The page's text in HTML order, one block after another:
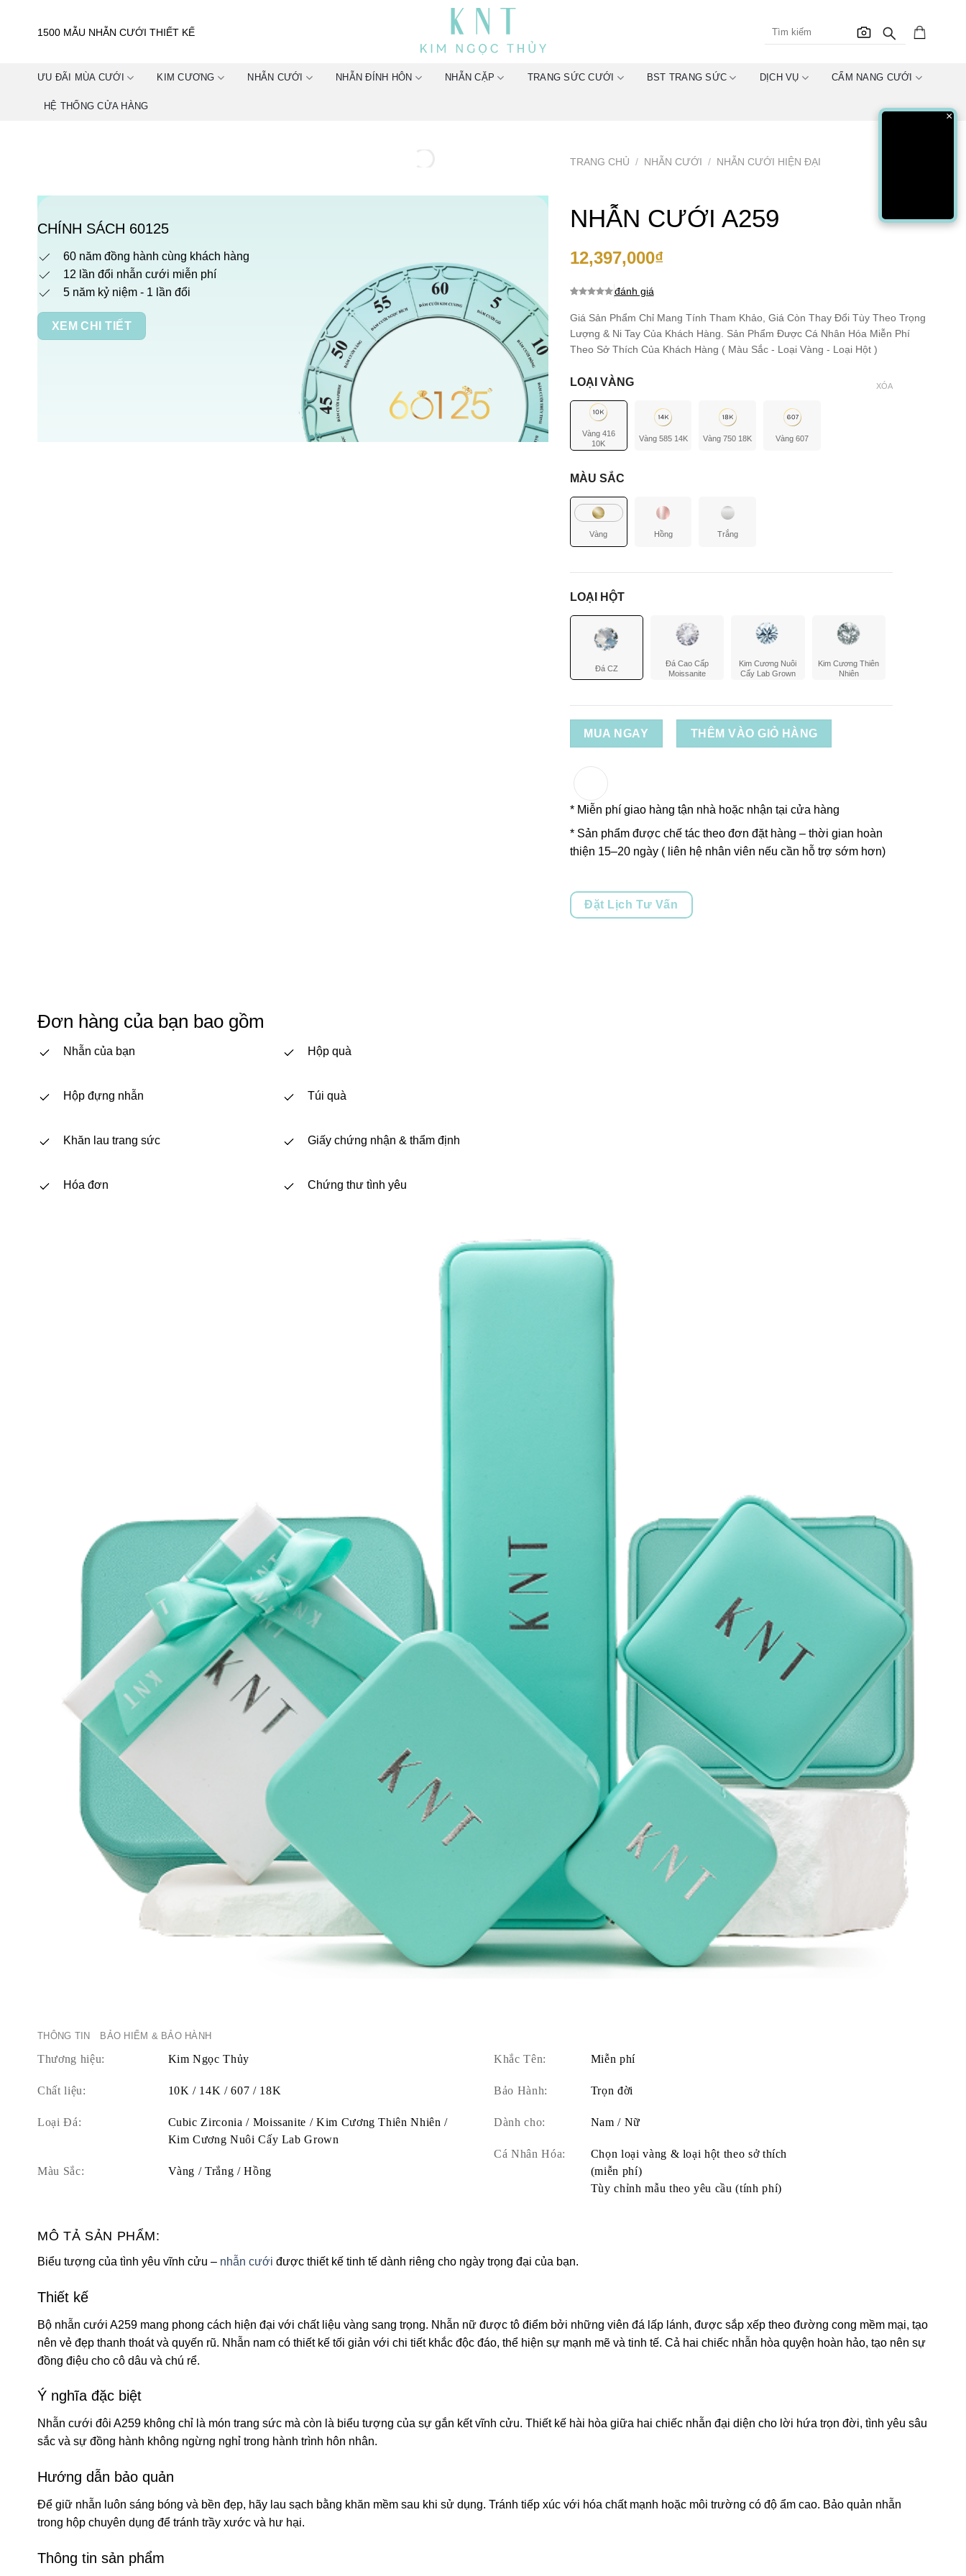
1500 MẪU NHẪN CƯỚI THIẾT KẾ
ƯU ĐÃI MÙA CƯỚI KIM CƯƠNG NHẪN CƯỚI NHẪN ĐÍNH HÔN NHẪN CẶP TRANG SỨC CƯỚI BST TRANG SỨC DỊCH VỤ CẨM NANG CƯỚI
HỆ THỐNG CỬA HÀNG
CHÍNH SÁCH 60125
60 năm đồng hành cùng khách hàng
12 lần đổi nhẫn cưới miễn phí
5 năm kỷ niệm - 1 lần đổi
XEM CHI TIẾT
TRANG CHỦ / NHẪN CƯỚI / NHẪN CƯỚI HIỆN ĐẠI
NHẪN CƯỚI A259
12,397,000₫
dựa trên
đánh giá
đánh giá
Giá Sản Phẩm Chỉ Mang Tính Tham Khảo, Giá Còn Thay Đổi Tùy Theo Trọng
Lượng & Ni Tay Của Khách Hàng. Sản Phẩm Được Cá Nhân Hóa Miễn Phí
Theo Sở Thích Của Khách Hàng ( Màu Sắc - Loại Vàng - Loại Hột )
LOẠI VÀNG
Vàng 416
10K
Vàng 585 14K Vàng 750 18K Vàng 607
MÀU SẮC
Vàng Hồng Trắng
LOẠI HỘT
Đá CZ
Đá Cao Cấp
Moissanite
Kim Cương Nuôi
Cấy Lab Grown
Kim Cương Thiên
Nhiên
XÓA
MUA NGAY THÊM VÀO GIỎ HÀNG
* Miễn phí giao hàng tận nhà hoặc nhận tại cửa hàng
* Sản phẩm được chế tác theo đơn đặt hàng – thời gian hoàn
thiện 15–20 ngày ( liên hệ nhân viên nếu cần hỗ trợ sớm hơn)
Đặt Lịch Tư Vấn
Đơn hàng của bạn bao gồm
Nhẫn của bạn
Hộp đựng nhẫn
Khăn lau trang sức
Hóa đơn
Hộp quà
Túi quà
Giấy chứng nhận & thẩm định
Chứng thư tình yêu
THÔNG TIN BẢO HIỂM & BẢO HÀNH
Thương hiệu: Kim Ngọc Thủy
Chất liệu: 10K / 14K / 607 / 18K
Loại Đá:
Cubic Zirconia / Moissanite / Kim Cương Thiên Nhiên /
Kim Cương Nuôi Cấy Lab Grown
Màu Sắc: Vàng / Trắng / Hồng
Khắc Tên: Miễn phí
Bảo Hành: Trọn đời
Dành cho: Nam / Nữ
Cá Nhân Hóa:
Chọn loại vàng & loại hột theo sở thích
(miễn phí)
Tùy chỉnh mẫu theo yêu cầu (tính phí)
MÔ TẢ SẢN PHẨM:
Biểu tượng của tình yêu vĩnh cửu – nhẫn cưới được thiết kế tinh tế dành riêng cho ngày trọng đại của bạn.
Thiết kế
Bộ nhẫn cưới A259 mang phong cách hiện đại với chất liệu vàng sang trọng. Nhẫn nữ được tô điểm bởi những viên đá lấp lánh, được sắp xếp theo đường cong mềm mại, tạo
nên vẻ đẹp thanh thoát và quyến rũ. Nhẫn nam có thiết kế tối giản với chi tiết khắc độc đáo, thể hiện sự mạnh mẽ và tinh tế. Cả hai chiếc nhẫn hòa quyện hoàn hảo, tạo nên sự
đồng điệu cho cô dâu và chú rể.
Ý nghĩa đặc biệt
Nhẫn cưới đôi A259 không chỉ là món trang sức mà còn là biểu tượng của sự gắn kết vĩnh cửu. Thiết kế hài hòa giữa hai chiếc nhẫn đại diện cho lời hứa trọn đời, tình yêu sâu
sắc và sự đồng hành không ngừng nghỉ trong hành trình hôn nhân.
Hướng dẫn bảo quản
Để giữ nhẫn luôn sáng bóng và bền đẹp, hãy lau sạch bằng khăn mềm sau khi sử dụng. Tránh tiếp xúc với hóa chất mạnh hoặc môi trường có độ ẩm cao. Bảo quản nhẫn
trong hộp chuyên dụng để tránh trầy xước và hư hại.
Thông tin sản phẩm
×